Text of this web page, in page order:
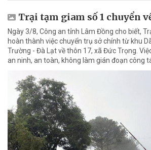
Trại tạm giam số 1 chuyển
Ngày 3/8, Công an tỉnh Lâm Đồng cho biết,
hoàn thành việc chuyển trụ sở chính từ khu
Trường - Đà Lạt về thôn 17, xã Đức Trọng.
an ninh, an toàn, không làm gián đoạn công